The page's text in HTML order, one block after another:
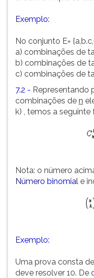
Exemplo:
No conjunto E=
a) combinações de
b) combinações de
c) combinações de
7.2 - Representando
combinações de n
k) , temos a seguinte
Nota: o número
Número binomial e
Exemplo:
Uma prova consta
deve resolver 10. De